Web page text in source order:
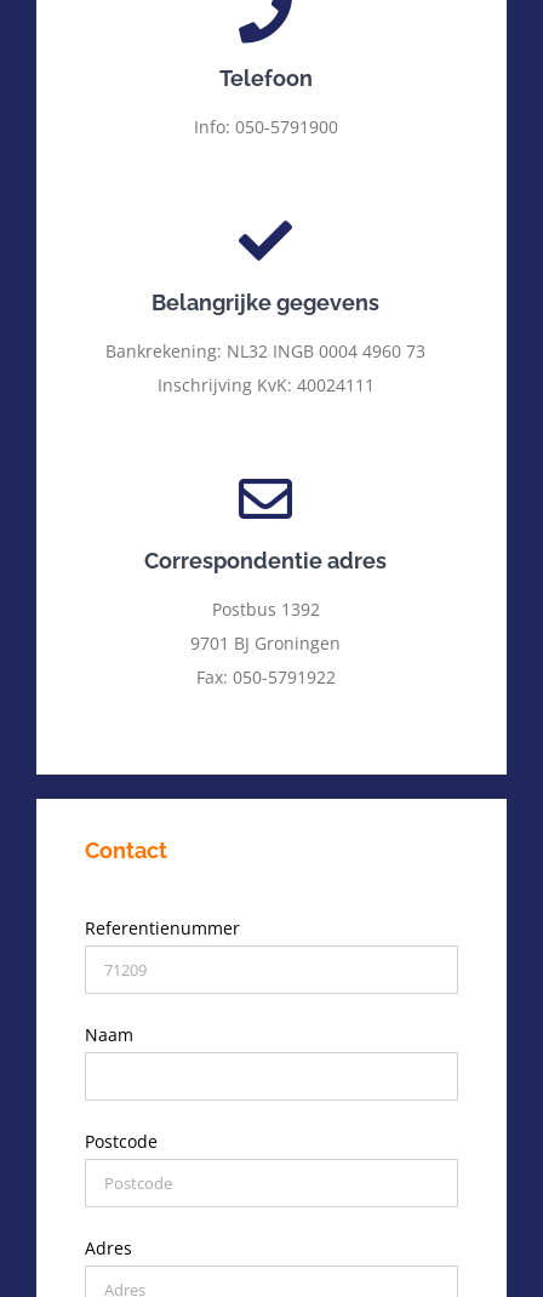
Telefoon
Info: 050-5791900
Belangrijke gegevens
Bankrekening: NL32 INGB 0004 4960 73
Inschrijving KvK: 40024111
Correspondentie adres
Postbus 1392
9701 BJ Groningen
Fax: 050-5791922
Contact
Referentienummer
Naam
Postcode
Adres